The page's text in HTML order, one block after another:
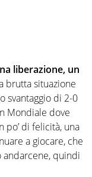
liberazione, un
brutta situazione
svantaggio di 2-0
Mondiale dove
po’ di felicità, una
a giocare, che
andarcene, quindi